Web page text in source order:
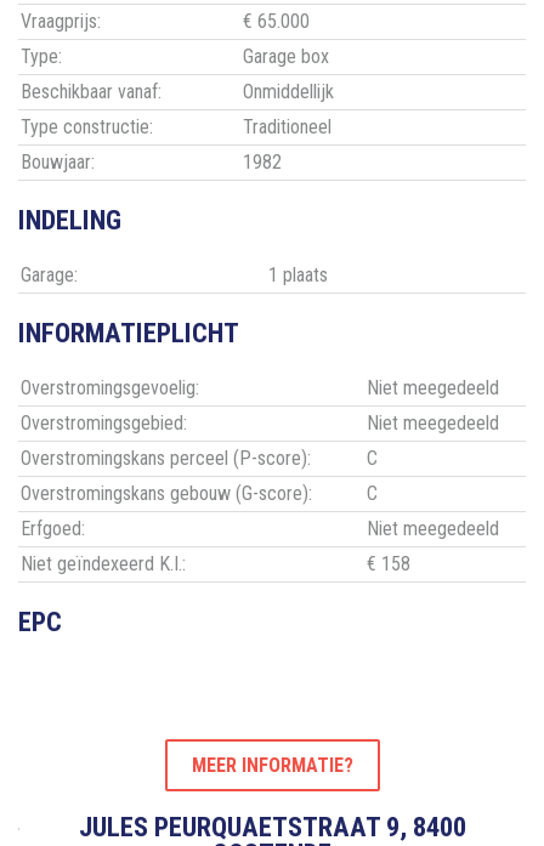
Vraagprijs:
€ 65.000
Type:
Garage box
Beschikbaar vanaf:
Onmiddellijk
Type constructie:
Traditioneel
Bouwjaar:
1982
INDELING
Garage: 1 plaats
INFORMATIEPLICHT
Overstromingsgevoelig:
Niet meegedeeld
Overstromingsgebied:
Niet meegedeeld
Overstromingskans perceel (P-score):
C
Overstromingskans gebouw (G-score):
C
Erfgoed:
Niet meegedeeld
Niet geïndexeerd K.I.:
€ 158
EPC
MEER INFORMATIE?
JULES PEURQUAETSTRAAT 9, 8400